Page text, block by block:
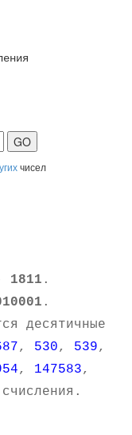
чисел
1811 .
.
десятичные
, 530, 539,
, 147583,